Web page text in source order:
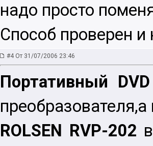
надо просто
Способ проверен
#4 От 31/07/2006 23:46
Портативный
ROLSEN RVP-202